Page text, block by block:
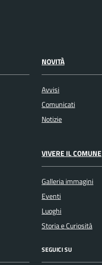
NOVITÀ
Avvisi
Comunicati
Notizie
VIVERE IL COMUNE
Galleria immagini
Eventi
Luoghi
Storia e Curiosità
SEGUICI SU